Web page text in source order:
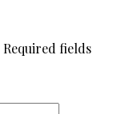
Required fields